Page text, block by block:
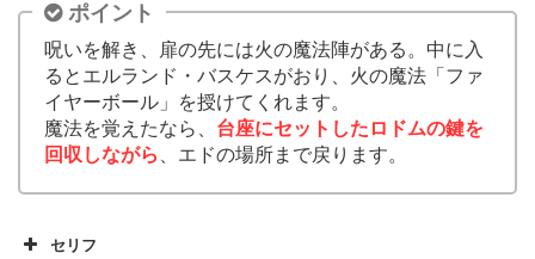
ポイント
呪いを解き、扉の先には火の魔法陣がある。中に入
るとエルランド・バスケスがおり、火の魔法「ファ
イヤーボール」を授けてくれます。
魔法を覚えたなら、 台座にセットしたロドムの鍵を
回収しながら 、エドの場所まで戻ります。
セリフ